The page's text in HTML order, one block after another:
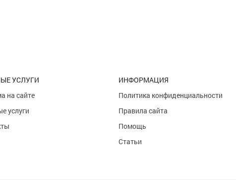
УСЛУГИ
на сайте
услуги
ИНФОРМАЦИЯ
Политика конфиденциальности
Правила сайта
Помощь
Статьи